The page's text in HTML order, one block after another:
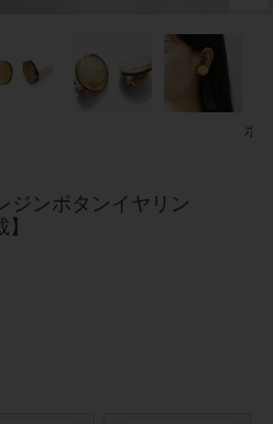
ホ
ジンボタンイヤリン